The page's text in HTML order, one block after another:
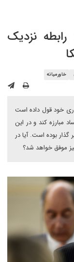
نزدیک
خاورمیانه
خود قول داده است
مبارزه کند و در این
گذار بوده است. آیا در
موفق خواهد شد؟